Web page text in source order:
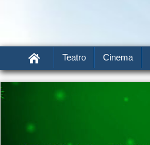
Teatro Cinema